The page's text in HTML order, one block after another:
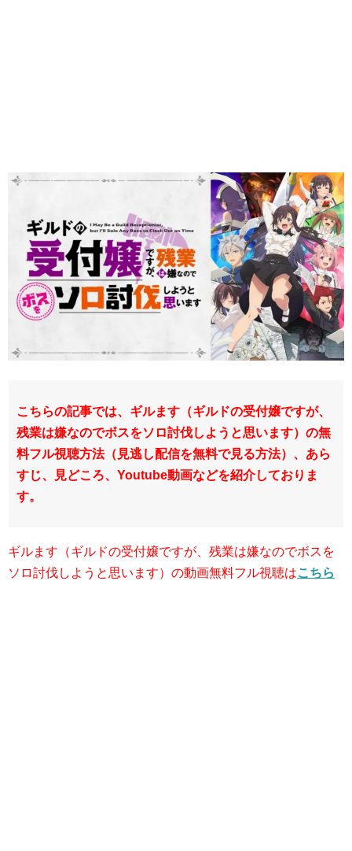
こちらの記事では、ギルます（ギルドの受付嬢ですが、
残業は嫌なのでボスをソロ討伐しようと思います）の無
料フル視聴方法（見逃し配信を無料で見る方法）、あら
すじ、見どころ、Youtube動画などを紹介しておりま
す。
ギルます（ギルドの受付嬢ですが、残業は嫌なのでボスを
ソロ討伐しようと思います）の動画無料フル視聴はこちら